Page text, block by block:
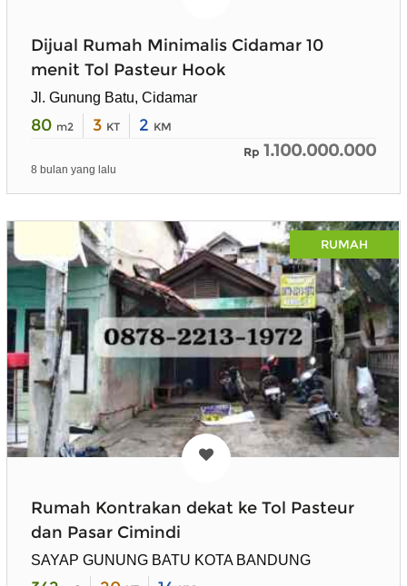
Dijual Rumah Minimalis Cidamar 10
menit Tol Pasteur Hook
Jl. Gunung Batu, Cidamar
80 m2 3 KT 2 KM
Rp 1.100.000.000
8 bulan yang lalu
RUMAH
Rumah Kontrakan dekat ke Tol Pasteur
dan Pasar Cimindi
SAYAP GUNUNG BATU KOTA BANDUNG